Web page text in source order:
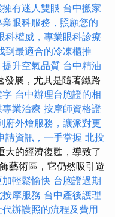
有迷人雙眼 台中搬家
業眼科服務，照顧您的
科權威，專業眼科診療
到最適合的冷凍櫃推
升空氣品質 台中精油
展，尤其是隨著鐵路
字 台中辦理台胞證的相
業治療 按摩師資格證
府外燴服務，讓派對更
請資訊，一手掌握 北投
大的經濟復甦，導致了
藝術區，它仍然吸引遊
輕鬆愉快 台胞證過期
按摩服務 台中產後護理
辦護照的流程及費用